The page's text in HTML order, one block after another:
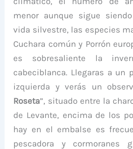
menor aunque sigue
vida silvestre, las especies
Cuchara común y Porrón
es sobresaliente la
cabeciblanca. Llegaras a un
izquierda y verás un
Roseta”, situado entre la
de Levante, encima de los
hay en el embalse es
pescadora y cormoranes